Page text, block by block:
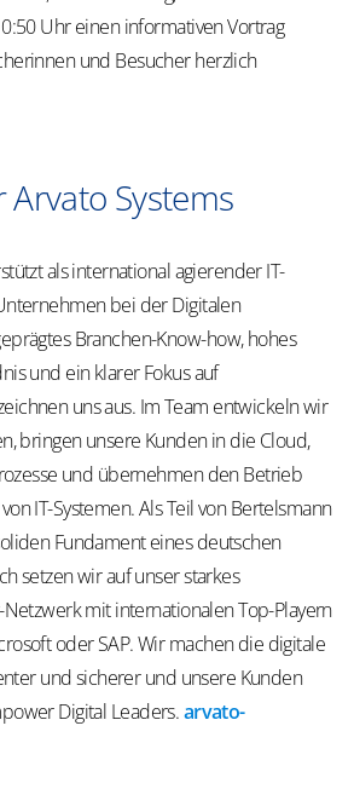
Uhr einen informativen Vortrag
und Besucher herzlich
Arvato Systems
als international agierender IT-
bei der Digitalen
Branchen-Know-how, hohes
und ein klarer Fokus auf
uns aus. Im Team entwickeln wir
bringen unsere Kunden in die Cloud,
und übernehmen den Betrieb
IT-Systemen. Als Teil von Bertelsmann
Fundament eines deutschen
setzen wir auf unser starkes
mit internationalen Top-Playern
oder SAP. Wir machen die digitale
und sicherer und unsere Kunden
Digital Leaders.arvato-